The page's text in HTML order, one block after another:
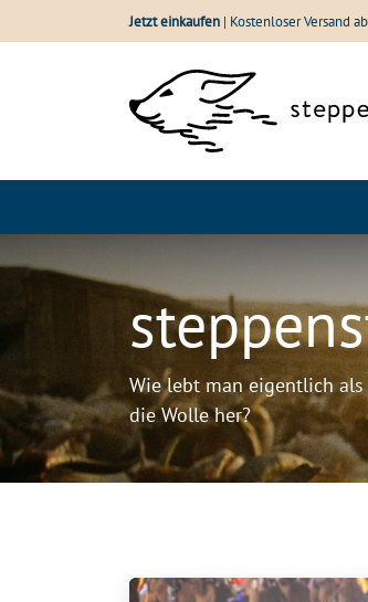
Zum Inhalt springenJetzt einkaufen | Kostenloser Versand
Wie lebt man eigentlich
die Wolle her?